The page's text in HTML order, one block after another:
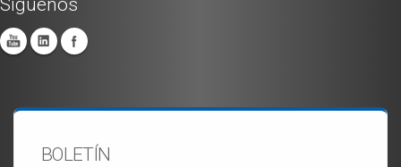
BOLETÍN